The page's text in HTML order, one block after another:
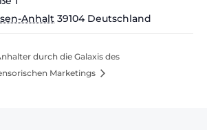
Anhalt 39104 Deutschland
durch die Galaxis des
Marketings